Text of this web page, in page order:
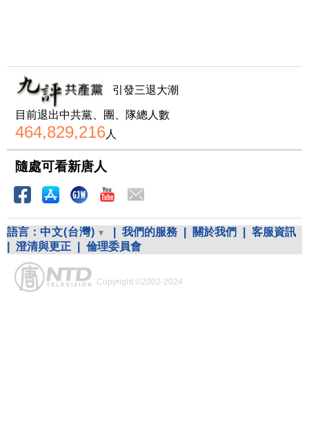
引發三退大潮
目前退出中共黨、團、隊總人數
464,829,216人
隨處可看新唐人
語言： 中文(台灣) 我們的服務 關於我們
客服資訊
澄清與更正 倫理委員會
Copyright ©2002-2024